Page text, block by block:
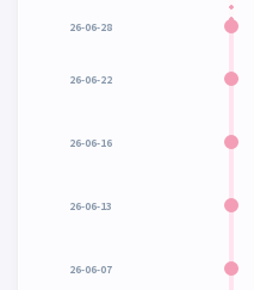
26-06-28
26-06-22
26-06-16
26-06-13
26-06-07